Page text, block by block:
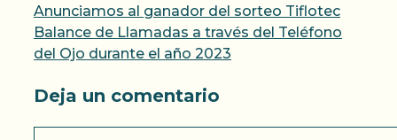
Anunciamos al ganador del sorteo Tiflotec
Balance de Llamadas a través del Teléfono
del Ojo durante el año 2023
Deja un comentario